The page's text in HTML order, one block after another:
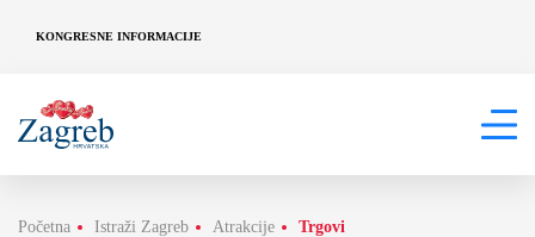
KONGRESNE INFORMACIJE
Početna Istraži Zagreb Atrakcije Trgovi